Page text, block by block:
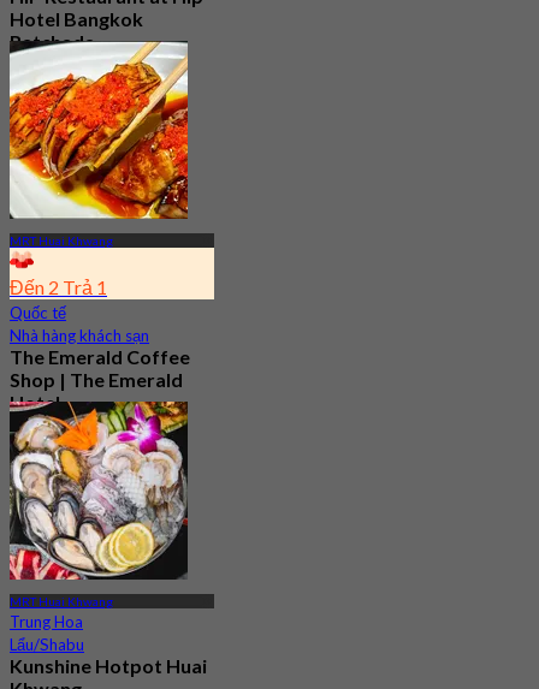
Hotel Bangkok
Ratchada
Mới
Từ฿ 199.5
MRT Huai Khwang
Đến 2 Trả 1
Quốc tế
Nhà hàng khách sạn
The Emerald Coffee
Shop | The Emerald
Hotel
4.4
8.4K Đã đặt chỗ
Từ฿ 309.5
MRT Huai Khwang
Trung Hoa
Lẩu/Shabu
Kunshine Hotpot Huai